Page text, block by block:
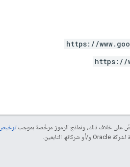
https://
https://
على خلاف ذلك، ونماذج الرموز مرخّصة بموجبترخيص Apache 2.0‏